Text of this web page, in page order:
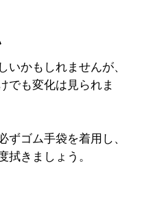
いかもしれませんが、
でも変化は見られま
ずゴム手袋を着用し、
拭きましょう。